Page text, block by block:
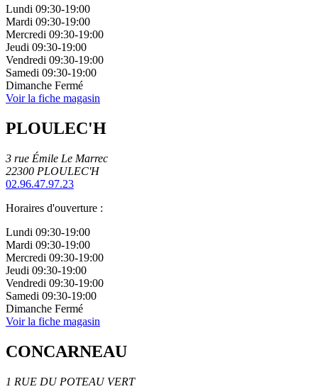
Lundi 09:30-19:00
Mardi 09:30-19:00
Mercredi 09:30-19:00
Jeudi 09:30-19:00
Vendredi 09:30-19:00
Samedi 09:30-19:00
Dimanche Fermé
Voir la fiche magasin
PLOULEC'H
3 rue Émile Le Marrec
22300 PLOULEC'H
02.96.47.97.23
Horaires d'ouverture :
Lundi 09:30-19:00
Mardi 09:30-19:00
Mercredi 09:30-19:00
Jeudi 09:30-19:00
Vendredi 09:30-19:00
Samedi 09:30-19:00
Dimanche Fermé
Voir la fiche magasin
CONCARNEAU
1 RUE DU POTEAU VERT